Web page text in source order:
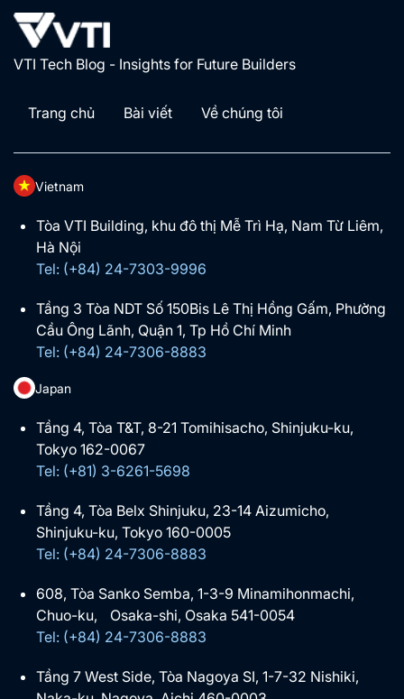
VTI Tech Blog - Insights for Future Builders
Trang chủ Bài viết Về chúng tôi
Vietnam
Tòa VTI Building, khu đô thị Mễ Trì Hạ, Nam Từ Liêm,
Hà Nội
Tel: (+84) 24-7303-9996
Tầng 3 Tòa NDT Số 150Bis Lê Thị Hồng Gấm, Phường
Cầu Ông Lãnh, Quận 1, Tp Hồ Chí Minh
Tel: (+84) 24-7306-8883
Japan
Tầng 4, Tòa T&T, 8-21 Tomihisacho, Shinjuku-ku,
Tokyo 162-0067
Tel: (+81) 3-6261-5698
Tầng 4, Tòa Belx Shinjuku, 23-14 Aizumicho,
Shinjuku-ku, Tokyo 160-0005
Tel: (+84) 24-7306-8883
608, Tòa Sanko Semba, 1-3-9 Minamihonmachi,
Chuo-ku, Osaka-shi, Osaka 541-0054
Tel: (+84) 24-7306-8883
Tầng 7 West Side, Tòa Nagoya SI, 1-7-32 Nishiki,